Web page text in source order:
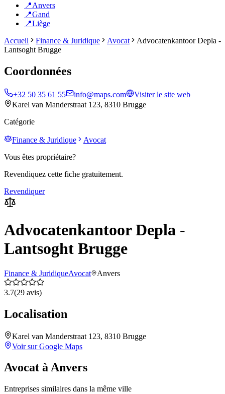
📍Anvers
📍Gand
📍Liège
Accueil
Finance & Juridique Avocat
Advocatenkantoor Depla -
Lantsoght Brugge
Coordonnées
+32 50 35 61 55 info@maps.com
Visiter le site web
Karel van Manderstraat 123, 8310 Brugge
Catégorie
Finance & Juridique
Avocat
Vous êtes propriétaire?
Revendiquez cette fiche gratuitement.
Revendiquer
Advocatenkantoor Depla -
Lantsoght Brugge
Finance & JuridiqueAvocat Anvers
3.7(29 avis)
Localisation
Karel van Manderstraat 123, 8310 Brugge
Voir sur Google Maps
Avocat àAnvers
Entreprises similaires dans la même ville